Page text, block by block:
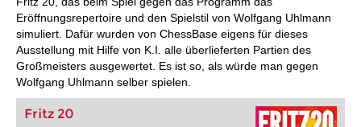
Eröffnungsrepertoire und den Spielstil von Wolfgang Uhlmann
simuliert. Dafür wurden von ChessBase eigens für dieses
Ausstellung mit Hilfe von K.I. alle überlieferten Partien des
Großmeisters ausgewertet. Es ist so, als würde man gegen
Wolfgang Uhlmann selber spielen.
Fritz 20